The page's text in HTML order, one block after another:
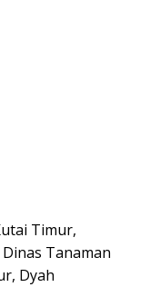
Timur,
Tanaman
Dyah